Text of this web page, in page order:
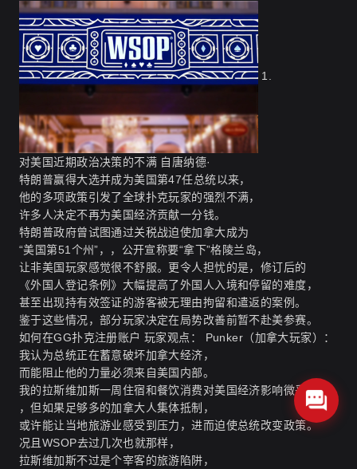
1.
对美国近期政治决策的不满 自唐纳德·
特朗普赢得大选并成为美国第47任总统以来，
他的多项政策引发了全球扑克玩家的强烈不满，
许多人决定不再为美国经济贡献一分钱。
特朗普政府曾试图通过关税战迫使加拿大成为
“美国第51个州”，，公开宣称要“拿下”格陵兰岛，
让非美国玩家感觉很不舒服。更令人担忧的是，修订后的
《外国人登记条例》大幅提高了外国人入境和停留的难度，
甚至出现持有效签证的游客被无理由拘留和遣返的案例。
鉴于这些情况，部分玩家决定在局势改善前暂不赴美参赛。
如何在GG扑克注册账户 玩家观点： Punker（加拿大玩家）：
我认为总统正在蓄意破坏加拿大经济，
而能阻止他的力量必须来自美国内部。
我的拉斯维加斯一周住宿和餐饮消费对美国经济影响微乎其微
，但如果足够多的加拿大人集体抵制，
或许能让当地旅游业感受到压力，进而迫使总统改变政策。
况且WSOP去过几次也就那样，
拉斯维加斯不过是个宰客的旅游陷阱，